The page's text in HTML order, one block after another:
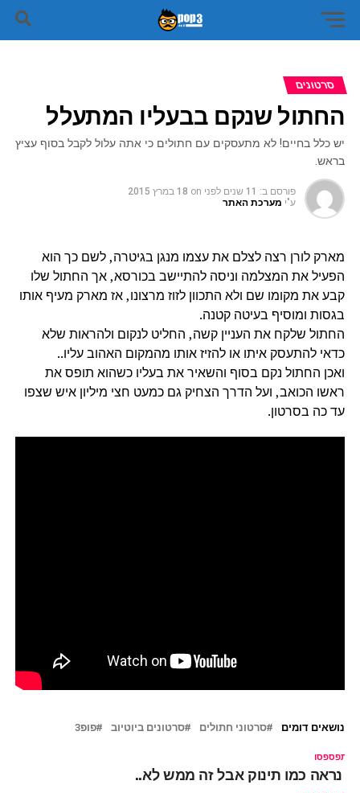
סרטונים
החתול שנקם בבעליו המתעלל
יש כלל בחיים! לא מתעסקים עם חתולים כי אתה עלול לקבל בסוף עציץ
בראש.
פורסם ב: 11 שנים לפני on 18 במרץ 2015
ע"י מערכת האתר
מארק לורן רצה לצלם את עצמו מנגן בגיטרה, לשם כך הוא
הפעיל את המצלמה וניסה להתיישב בכורסא, אך החתול שלו
קבע את מקומו שם ולא התכוון לזוז מרצונו, אז מארק מעיף אותו
בגסות ומוסיף בעיטה קטנה.
החתול שלקח את העניין קשה, החליט לנקום ולהראות שלא
כדאי להתעסק איתו או להזיז אותו מהמקום האהוב עליו..
ואכן החתול נקם בסוף והשאיר את בעליו כשהוא תופס את
ראשו הכואב, ועל הדרך הצחיק גם כמעט חצי מיליון איש שצפו
עד כה בסרטון.
נושאים דומים סרטוני חתולים סרטונים ביוטיוב פופ3
תפספסו
נראה כמו תינוק אבל זה ממש לא..